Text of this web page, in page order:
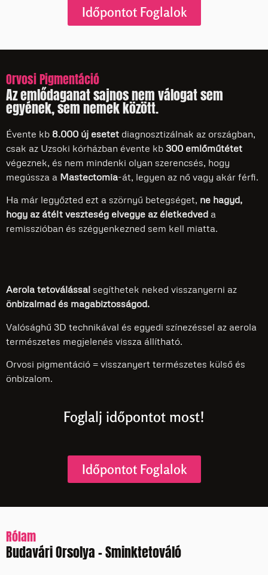
Időpontot Foglalok
Orvosi Pigmentáció
Az emlődaganat sajnos nem válogat sem
egyének, sem nemek között.
Évente kb 8.000 új esetet diagnosztizálnak az országban,
csak az Uzsoki kórházban évente kb 300 emlőműtétet
végeznek, és nem mindenki olyan szerencsés, hogy
megússza a Mastectomia-át, legyen az nő vagy akár férfi.
Ha már legyőzted ezt a szörnyű betegséget, ne hagyd,
hogy az átélt veszteség elvegye az életkedved a
remisszióban és szégyenkezned sem kell miatta.
Aerola tetoválással segíthetek neked visszanyerni az
önbizalmad és magabiztosságod.
Valósághű 3D technikával és egyedi színezéssel az aerola
természetes megjelenés vissza állítható.
Orvosi pigmentáció = visszanyert természetes külső és
önbizalom.
Foglalj időpontot most!
Időpontot Foglalok
Rólam
Budavári Orsolya - Sminktetováló